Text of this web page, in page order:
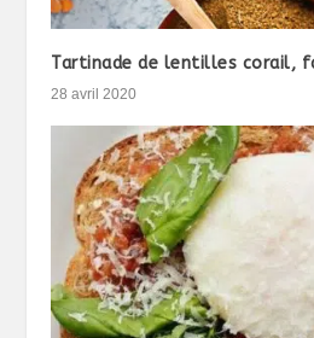
Tartinade de lentilles corail,
28 avril 2020